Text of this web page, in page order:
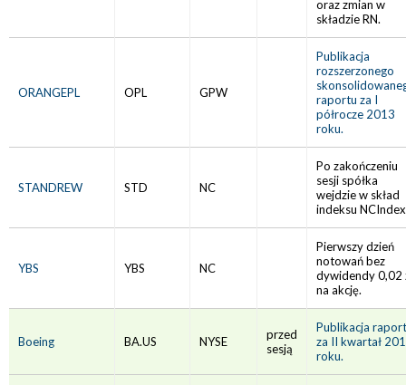
oraz zmian w
składzie RN.
ORANGEPL OPL GPW
Publikacja
rozszerzonego
raportu za I
półrocze 2013
roku.
STANDREW STD NC
Po zakończeniu
sesji spółka
wejdzie w skład
indeksu
YBS YBS NC
Pierwszy dzień
notowań bez
dywidendy 0,02
na akcję.
Boeing BA.US NYSE
przed
sesją
Publikacja
za II kwartał
roku.